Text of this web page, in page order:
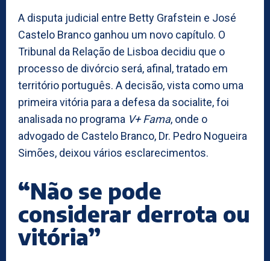
A disputa judicial entre Betty Grafstein e José
Castelo Branco ganhou um novo capítulo. O
Tribunal da Relação de Lisboa decidiu que o
processo de divórcio será, afinal, tratado em
território português. A decisão, vista como uma
primeira vitória para a defesa da socialite, foi
analisada no programa V+ Fama, onde o
advogado de Castelo Branco, Dr. Pedro Nogueira
Simões, deixou vários esclarecimentos.
“Não se pode
considerar derrota ou
vitória”